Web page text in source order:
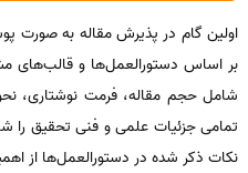
اولین گام در پذیرش مقاله به صورت
بر اساس دستورالعمل‌ها و قالب‌های
شامل حجم مقاله، فرمت نوشتاری،
تمامی جزئیات علمی و فنی تحقیق
نکات ذکر شده در دستورالعمل‌ها از